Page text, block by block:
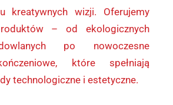
kreatywnych wizji. Oferujemy
– od ekologicznych
po nowoczesne
które spełniają
technologiczne i estetyczne.